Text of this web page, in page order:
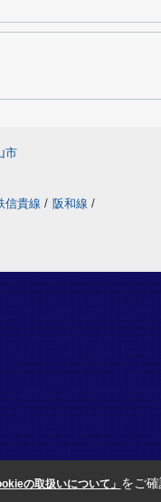
市
信貴線 / 阪和線 /
の取扱いについて」 をご確